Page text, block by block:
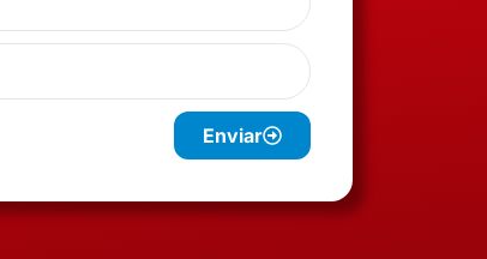
Enviar